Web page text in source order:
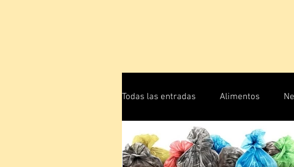
Todas las entradas Alimentos
Energía Humana Física